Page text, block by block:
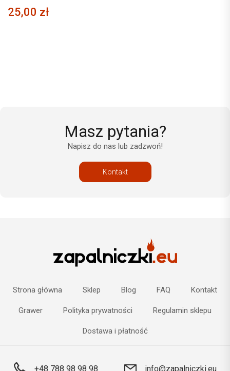
25,00 zł
Masz pytania?
Napisz do nas lub zadzwoń!
Kontakt
Strona główna Sklep Blog FAQ Kontakt
Grawer Polityka prywatności Regulamin sklepu
Dostawa i płatność
+48 788 98 98 98 info@zapalniczki.eu